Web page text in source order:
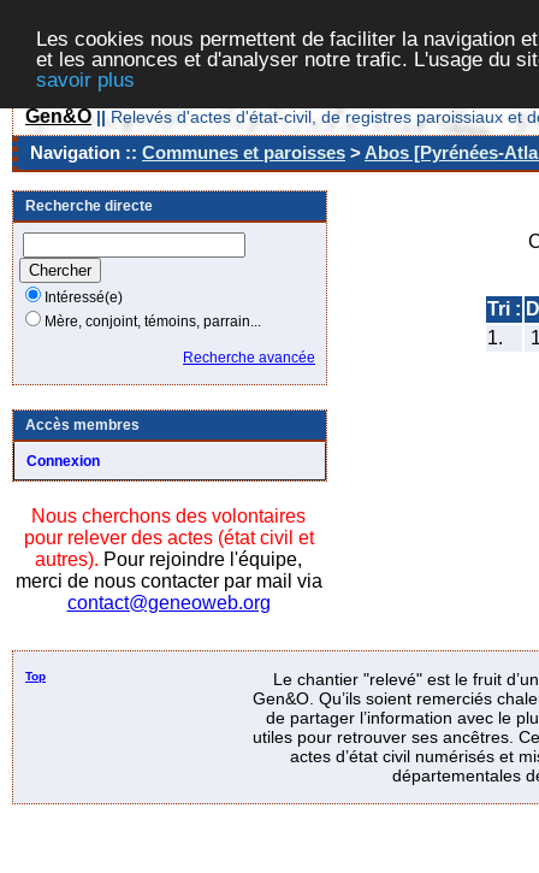
Les cookies nous permettent de faciliter la navigation
et les annonces et d'analyser notre trafic. L'usage du
savoir plus
Gen&O || Relevés d'actes d'état-civil, de registres paroissiaux et
Navigation :: Communes et paroisses >Abos [Pyrénées-
Recherche directe
Intéressé(e)
Mère, conjoint, témoins, parrain...
Recherche avancée
Accès membres
Connexion
Nous cherchons des volontaires
pour relever des actes (état civil et
autres). Pour rejoindre l'équipe,
merci de nous contacter par mail via
contact@geneoweb.org
Tri :
1.
Top
Le chantier "relevé" est le fruit
Gen&O. Qu’ils soient remerciés
de partager l’information avec le
utiles pour retrouver ses ancêtres.
actes d’état civil numérisés et
départementales